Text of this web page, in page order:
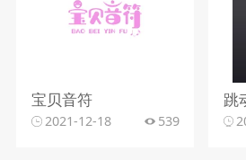
宝贝音符
2021-12-18 539
跳